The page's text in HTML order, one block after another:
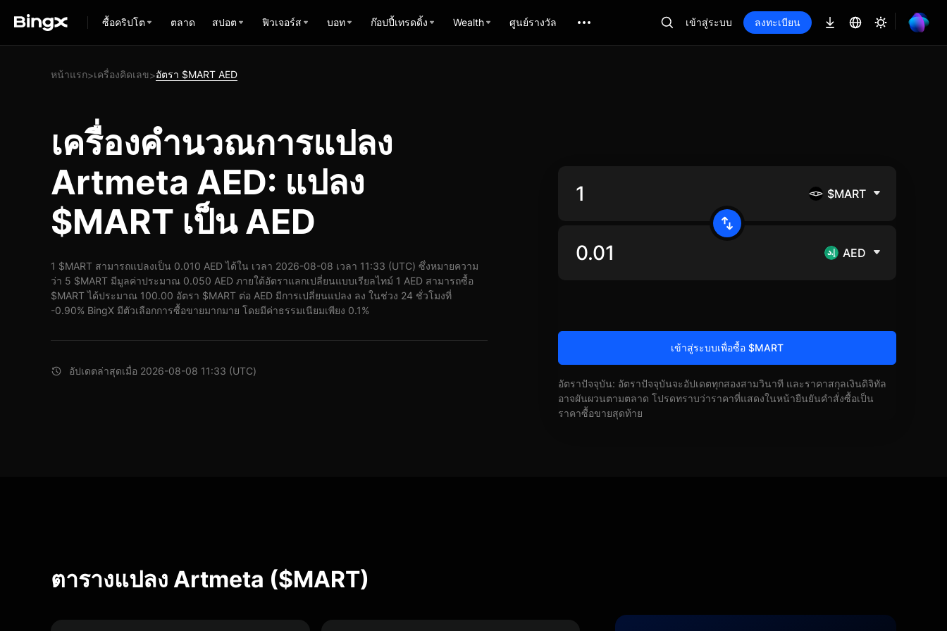
ซื้อคริปโต ตลาด สปอต ฟิวเจอร์ส บอท ก๊อปปี้เทรดดิ้ง Wealth ศูนย์รางวัล เข้าสู่ระบบ ลงทะเบียน
หน้าแรก>เครื่องคิดเลข>อัตรา $MART AED
เครื่องคำนวณการแปลง
Artmeta AED: แปลง
$MART เป็น AED
1 $MART สามารถแปลงเป็น 0.010 AED ได้ใน เวลา 2026-08-08 เวลา 11:33 (UTC) ซึ่งหมายความ
ว่า 5 $MART มีมูลค่าประมาณ 0.050 AED ภายใต้อัตราแลกเปลี่ยนแบบเรียลไทม์ 1 AED สามารถซื้อ
$MART ได้ประมาณ 100.00 อัตรา $MART ต่อ AED มีการเปลี่ยนแปลง ลง ในช่วง 24 ชั่วโมงที่
-0.90% BingX มีตัวเลือกการซื้อขายมากมาย โดยมีค่าธรรมเนียมเพียง 0.1%
อัปเดตล่าสุดเมื่อ 2026-08-08 11:33 (UTC)
$MART
AED
เข้าสู่ระบบเพื่อซื้อ $MART
อัตราปัจจุบัน: อัตราปัจจุบันจะอัปเดตทุกสองสามวินาที และราคาสกุลเงินดิจิทัล
อาจผันผวนตามตลาด โปรดทราบว่าราคาที่แสดงในหน้ายืนยันคำสั่งซื้อเป็น
ราคาซื้อขายสุดท้าย
ตารางแปลง Artmeta ($MART)